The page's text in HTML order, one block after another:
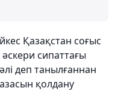
Қазақстан соғыс
сипаттағы
деп танылғаннан
қолдану